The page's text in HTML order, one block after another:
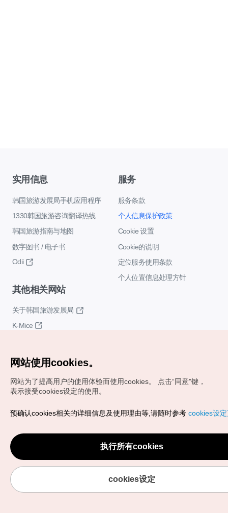
实用信息
韩国旅游发展局手机应用程序
1330韩国旅游咨询翻译热线
韩国旅游指南与地图
数字图书 / 电子书
Odii
服务
服务条款
个人信息保护政策
Cookie 设置
Cookie的说明
定位服务使用条款
个人位置信息处理方针
其他相关网站
关于韩国旅游发展局
K-Mice
Copyrights (c) 韩国旅游发展局版权所有
VISITKOREA官方邮箱
chnsim@knto.or.kr
网站使用cookies。
网站为了提高用户的使用体验而使用cookies。
点击“同意"键，
表示接受cookies设定的使用。
预确认cookies相关的详细信息及使用理由等,请随时参考 cookies设
执行所有cookies
cookies设定